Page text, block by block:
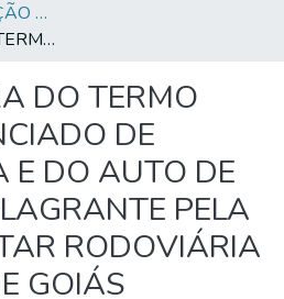
CURSO DE FORMAÇÃO DE OFICIAIS - 42ª TURMA CFO – ASPIRANTES - 2015
A LAVRATURA DO TERMO CIRCUNSTANCIADO DE OCORRÊNCIA E DO AUTO DE PRISÃO EM FLAGRANTE PELA POLÍCIA MILITAR RODOVIÁRIA ESTADUAL DE GOIÁS
DO TERMO
DE
E DO AUTO DE
PELA
RODOVIÁRIA
GOIÁS